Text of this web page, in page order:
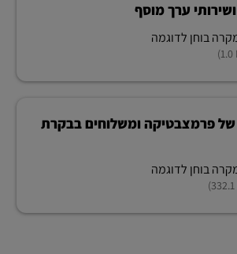
ערך מוסף
בוחן לדוגמה
(1.0
של פרמצבטיקה ומשלוחים בבקרת
בוחן לדוגמה
(332.1